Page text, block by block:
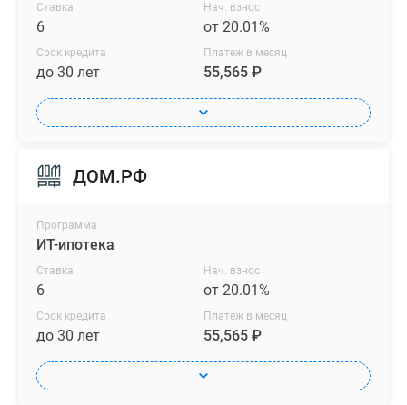
Ставка
6
Нач. взнос
от 20.01%
Срок кредита
до 30 лет
Платеж в месяц
55,565 ₽
ДОМ.РФ
Программа
ИТ-ипотека
Ставка
6
Нач. взнос
от 20.01%
Срок кредита
до 30 лет
Платеж в месяц
55,565 ₽